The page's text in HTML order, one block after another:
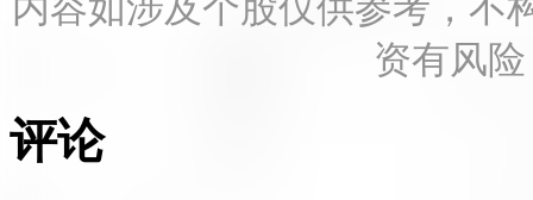
内容如涉及个股仅供参考，不
资有风
评论